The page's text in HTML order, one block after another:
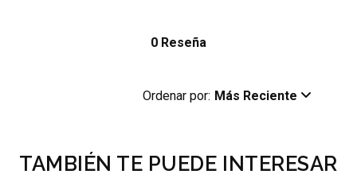
0 Reseña
Ordenar por: Más Reciente
TAMBIÉN TE PUEDE INTERESAR